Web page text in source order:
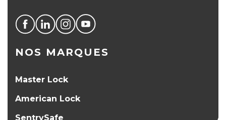
NOS MARQUES
Master Lock
American Lock
SentrySafe